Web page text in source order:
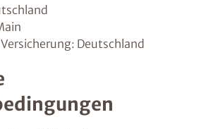
Deutschland